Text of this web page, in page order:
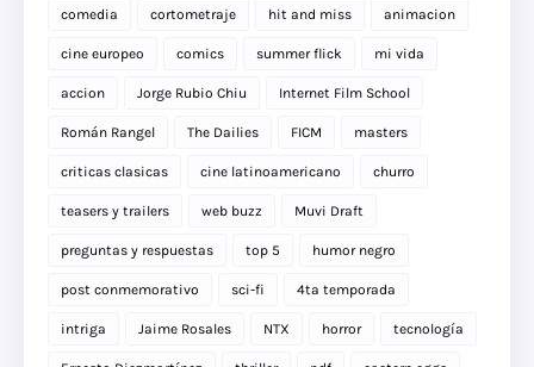
comedia cortometraje hit and miss animacion
cine europeo comics summer flick mi vida
accion Jorge Rubio Chiu Internet Film School
Román Rangel The Dailies FICM masters
criticas clasicas cine latinoamericano churro
teasers y trailers web buzz Muvi Draft
preguntas y respuestas top 5 humor negro
post conmemorativo sci-fi 4ta temporada
intriga Jaime Rosales NTX horror tecnología